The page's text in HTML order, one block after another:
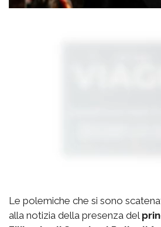
Le polemiche che si sono
alla notizia della presenza del